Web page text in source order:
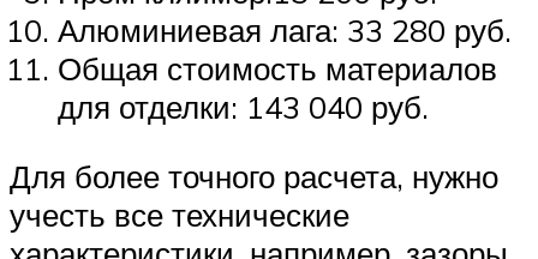
Алюминиевая лага: 33 280 руб.
Общая стоимость материалов
для отделки: 143 040 руб.
Для более точного расчета, нужно
учесть все технические